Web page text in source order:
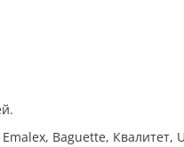
Baguette, Квалитет,